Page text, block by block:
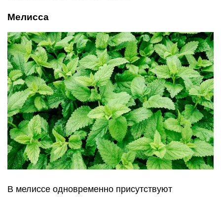
Мелисса
В мелиссе одновременно присутствуют